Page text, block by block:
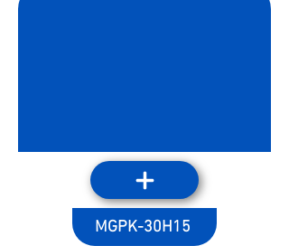
MGPK-30H15